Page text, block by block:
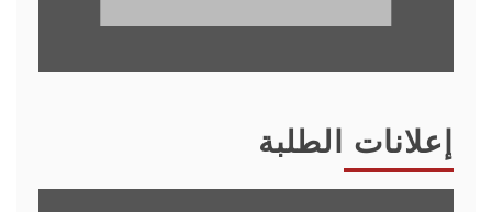
إعلانات الطلبة